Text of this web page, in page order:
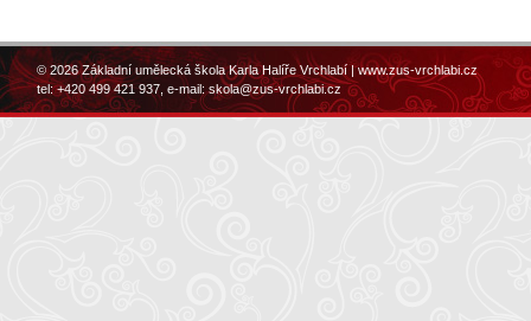
© 2026 Základní umělecká škola Karla Halíře Vrchlabí |www.zus-vrchlabi.cz
tel: +420 499 421 937, e-mail:skola@zus-vrchlabi.cz